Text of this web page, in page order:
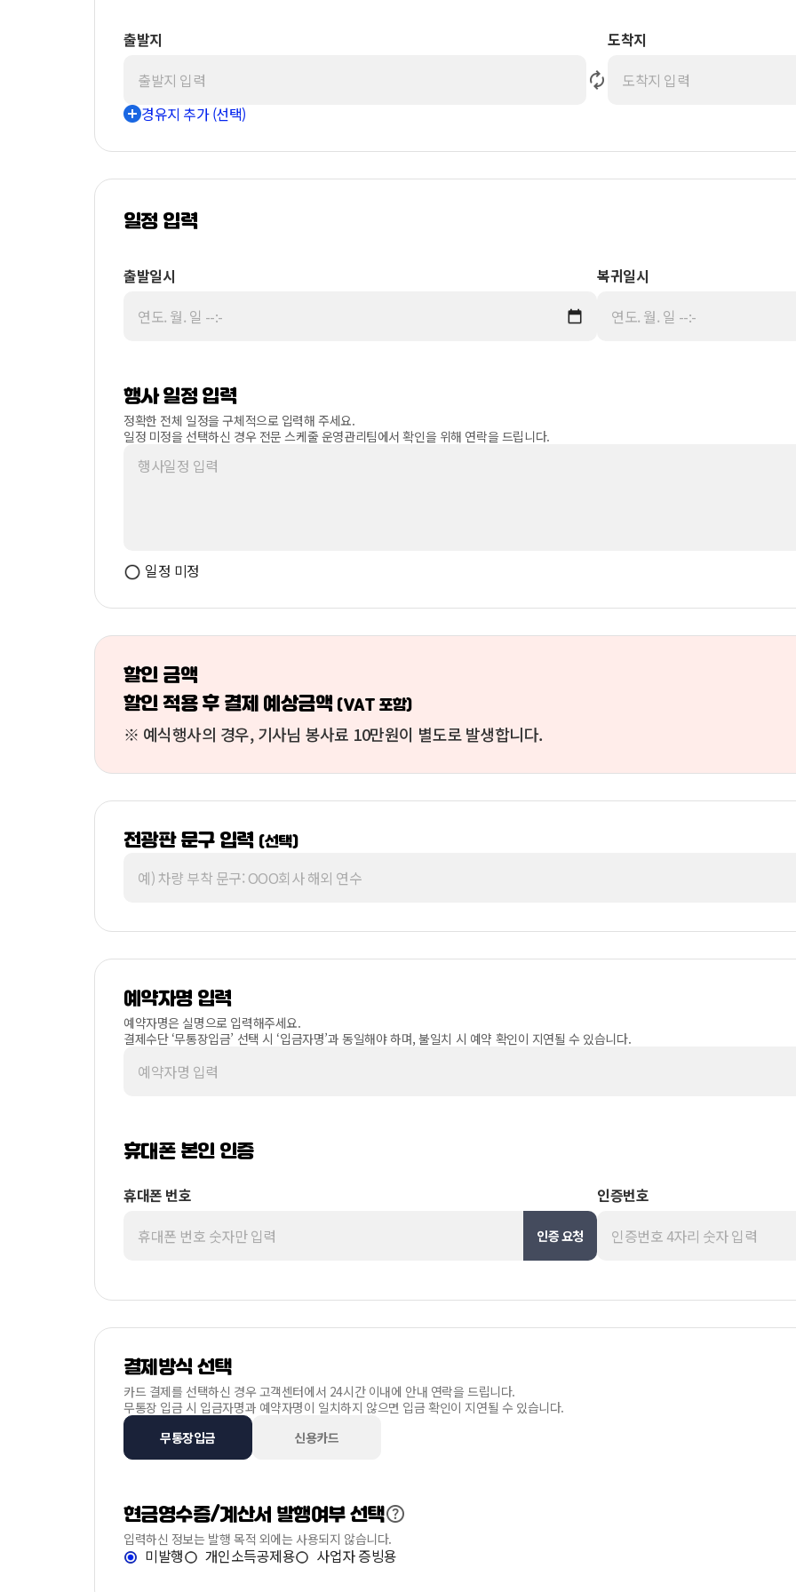
출발지 도착지
경유지 추가 (선택)
일정 입력
출발일시 복귀일시
행사 일정 입력
정확한 전체 일정을 구체적으로 입력해 주세요.
일정 미정을 선택하신 경우 전문 스케줄 운영관리팀에서 확인을 위해 연락을 드립니다.
일정 미정
할인 금액
할인 적용 후 결제 예상금액 (VAT 포함)
※ 예식행사의 경우, 기사님 봉사료 10만원이 별도로 발생합니다.
전광판 문구 입력 (선택)
예약자명 입력
예약자명은 실명으로 입력해주세요.
결제수단 ‘무통장입금’ 선택 시 ‘입금자명’과 동일해야 하며, 불일치 시 예약 확인이 지연될 수 있습니다.
휴대폰 본인 인증
휴대폰 번호
인증 요청
인증번호
결제방식 선택
카드 결제를 선택하신 경우 고객센터에서 24시간 이내에 안내 연락을 드립니다.
무통장 입금 시 입금자명과 예약자명이 일치하지 않으면 입금 확인이 지연될 수 있습니다.
무통장입금
신용카드
현금영수증/계산서 발행여부 선택
입력하신 정보는 발행 목적 외에는 사용되지 않습니다.
미발행 개인소득공제용 사업자 증빙용